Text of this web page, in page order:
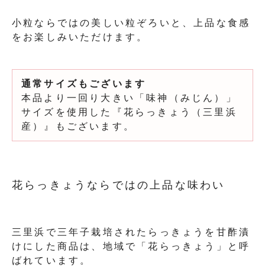
小粒ならではの美しい粒ぞろいと、上品な食感
をお楽しみいただけます。
通常サイズもございます
本品より一回り大きい「味神（みじん）」
サイズを使用した『花らっきょう（三里浜
産）』もございます。
花らっきょうならではの上品な味わい
三里浜で三年子栽培されたらっきょうを甘酢漬
けにした商品は、地域で「花らっきょう」と呼
ばれています。